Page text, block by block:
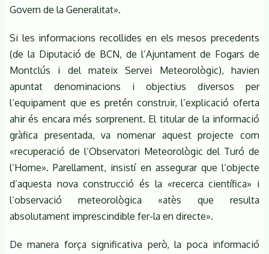
Govern de la Generalitat».
Si les informacions recollides en els mesos precedents
(de la Diputació de BCN, de l’Ajuntament de Fogars de
Montclús i del mateix Servei Meteorològic), havien
apuntat denominacions i objectius diversos per
l’equipament que es pretén construir, l’explicació oferta
ahir és encara més sorprenent. El titular de la informació
gràfica presentada, va nomenar aquest projecte com
«recuperació de l’Observatori Meteorològic del Turó de
l’Home». Parellament, insistí en assegurar que l’objecte
d’aquesta nova construcció és la «recerca científica» i
l’observació meteorològica «atès que resulta
absolutament imprescindible fer-la en directe».
De manera força significativa però, la poca informació